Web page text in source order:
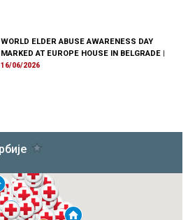
WORLD ELDER ABUSE AWARENESS DAY
MARKED AT EUROPE HOUSE IN BELGRADE |
16/06/2026